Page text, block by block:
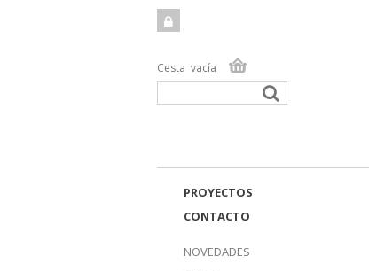
Cesta vacía
PROYECTOS
CONTACTO
NOVEDADES